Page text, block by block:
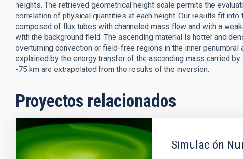
heights. The retrieved geometrical height scale permits the
correlation of physical quantities at each height. Our results fit into
composed of flux tubes with channeled mass flow and with a
with the background field. The ascending material is hotter and
overturning convection or field-free regions in the inner penumbral
explained by the energy transfer of the ascending mass carried
-75 km are extrapolated from the results of the inversion.
Proyectos relacionados
Simulación